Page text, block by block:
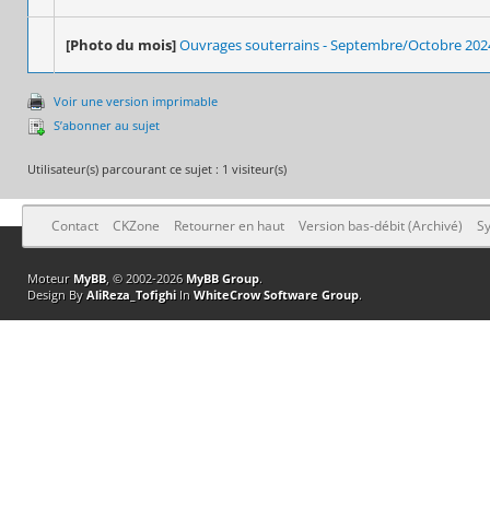
[Photo du mois]Ouvrages souterrains - Septembre/Octobre
Voir une version imprimable
S’abonner au sujet
Utilisateur(s) parcourant ce sujet : 1 visiteur(s)
Contact CKZone Retourner en haut Version bas-débit (Archivé)
Moteur MyBB, © 2002-2026 MyBB Group.
Design By AliReza_TofighiIn WhiteCrow Software Group.